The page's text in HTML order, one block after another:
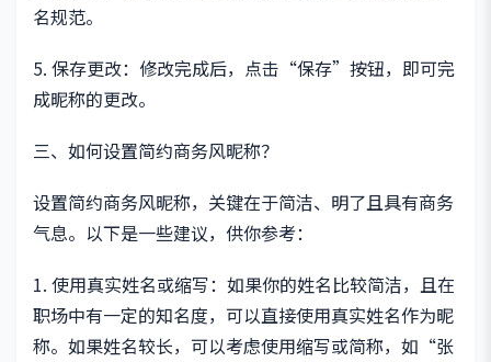
名规范。
5. 保存更改：修改完成后，点击“保存”按钮，即可完
成昵称的更改。
三、如何设置简约商务风昵称？
设置简约商务风昵称，关键在于简洁、明了且具有商务
气息。以下是一些建议，供你参考：
1. 使用真实姓名或缩写：如果你的姓名比较简洁，且在
职场中有一定的知名度，可以直接使用真实姓名作为昵
称。如果姓名较长，可以考虑使用缩写或简称，如“张